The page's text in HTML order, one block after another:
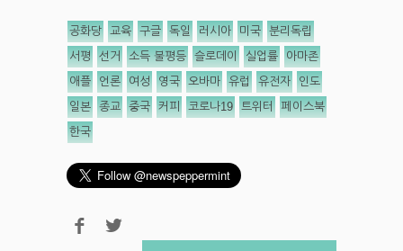
공화당 교육 구글 독일 러시아 미국 분리독립
서평 선거 소득 불평등 슬로데이 실업률 아마존
애플 언론 여성 영국 오바마 유럽 유전자 인도
일본 종교 중국 커피 코로나19 트위터 페이스북
한국